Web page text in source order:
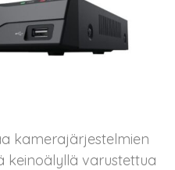
kamerajärjestelmien
keinoälyllä varustettua